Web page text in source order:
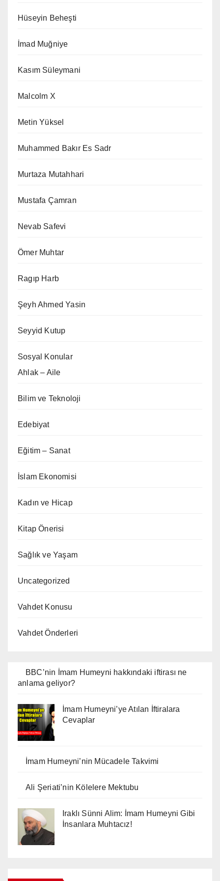
Hüseyin Beheşti
İmad Muğniye
Kasım Süleymani
Malcolm X
Metin Yüksel
Muhammed Bakır Es Sadr
Murtaza Mutahhari
Mustafa Çamran
Nevab Safevi
Ömer Muhtar
Ragıp Harb
Şeyh Ahmed Yasin
Seyyid Kutup
Sosyal Konular
Ahlak – Aile
Bilim ve Teknoloji
Edebiyat
Eğitim – Sanat
İslam Ekonomisi
Kadın ve Hicap
Kitap Önerisi
Sağlık ve Yaşam
Uncategorized
Vahdet Konusu
Vahdet Önderleri
BBC’nin İmam Humeyni hakkındaki iftirası ne
anlama geliyor?
İmam Humeyni’ye Atılan İftiralara
Cevaplar
İmam Humeyni’nin Mücadele Takvimi
Ali Şeriati’nin Kölelere Mektubu
Iraklı Sünni Alim: İmam Humeyni Gibi
İnsanlara Muhtacız!